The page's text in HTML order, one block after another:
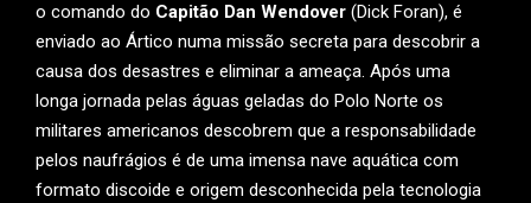
o comando do Capitão Dan Wendover (Dick Foran), é
enviado ao Ártico numa missão secreta para descobrir a
causa dos desastres e eliminar a ameaça. Após uma
longa jornada pelas águas geladas do Polo Norte os
militares americanos descobrem que a responsabilidade
pelos naufrágios é de uma imensa nave aquática com
formato discoide e origem desconhecida pela tecnologia